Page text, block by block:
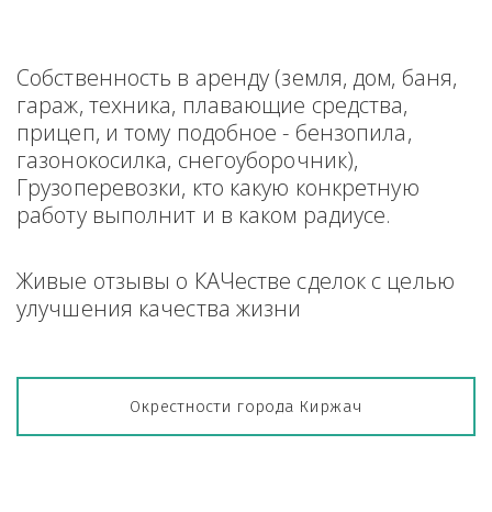
Собственность в аренду (земля, дом, баня,
гараж, техника, плавающие средства,
прицеп, и тому подобное - бензопила,
газонокосилка, снегоуборочник),
Грузоперевозки, кто какую конкретную
работу выполнит и в каком радиусе.
Живые отзывы о КАЧестве сделок с целью
улучшения качества жизни
Окрестности города Киржач